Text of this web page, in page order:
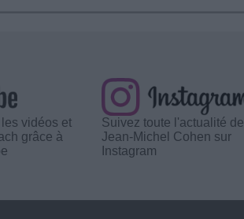
vidéos et
grâce à
Suivez toute l'actualité de
Jean-Michel Cohen sur
Instagram